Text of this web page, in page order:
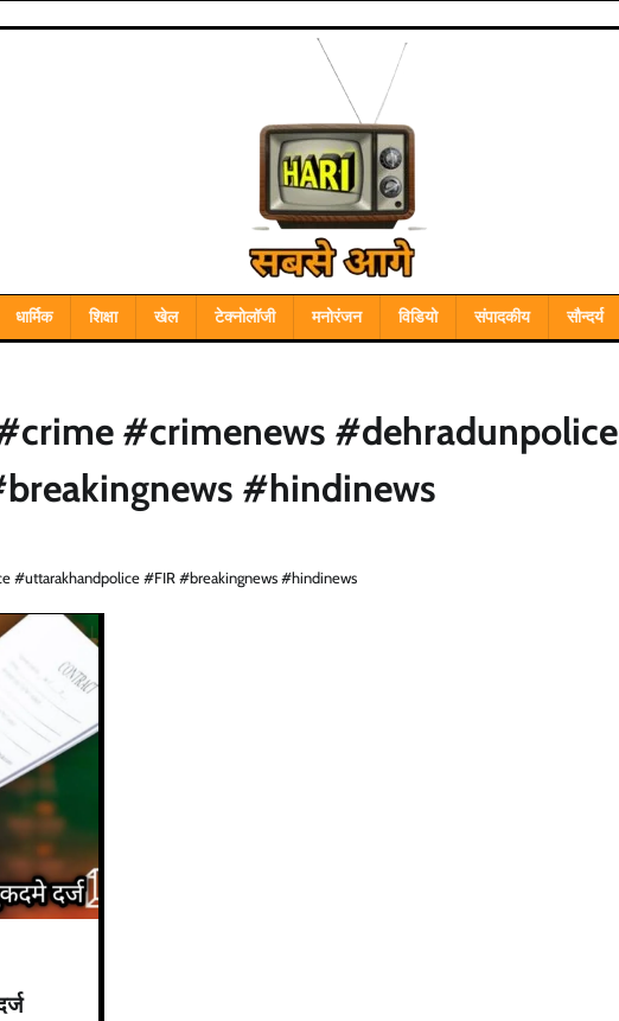
धार्मिक शिक्षा खेल टेक्नोलॉजी मनोरंजन विडियो संपादकीय सौन्दर्य
#crimenews #dehradunpolice
#hindinews
#uttarakhandpolice #FIR #breakingnews #hindinews